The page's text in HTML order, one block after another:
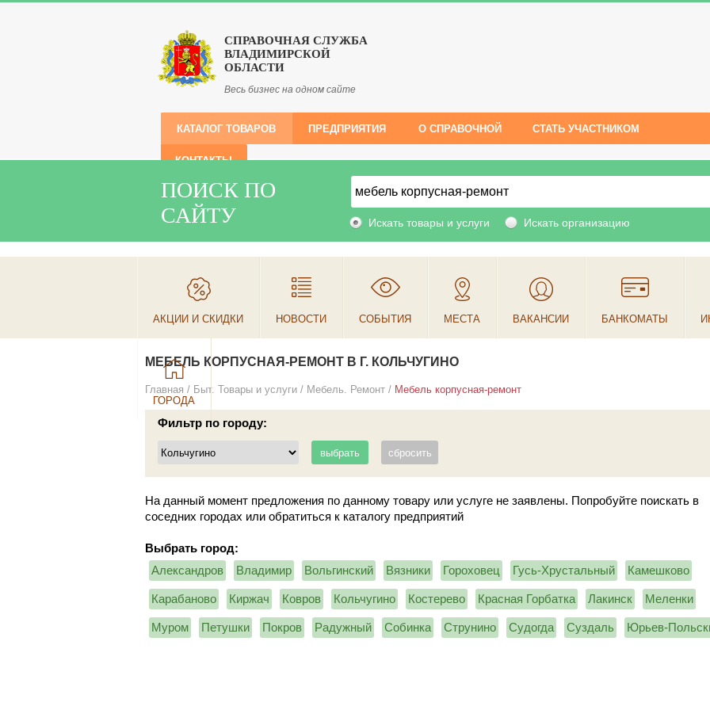
СПРАВОЧНАЯ СЛУЖБА
ВЛАДИМИРСКОЙ
ОБЛАСТИ
Весь бизнес на одном сайте
КАТАЛОГ ТОВАРОВ ПРЕДПРИЯТИЯ О СПРАВОЧНОЙ СТАТЬ УЧАСТНИКОМ
КОНТАКТЫ
ПОИСК ПО
САЙТУ
Искать товары и услуги Искать организацию
АКЦИИ И СКИДКИ НОВОСТИ СОБЫТИЯ МЕСТА ВАКАНСИИ БАНКОМАТЫ
ГОРОДА
МЕБЕЛЬ КОРПУСНАЯ-РЕМОНТ В Г. КОЛЬЧУГИНО
Главная / Быт. Товары и услуги / Мебель. Ремонт / Мебель корпусная-ремонт
Фильтр по городу:
На данный момент предложения по данному товару или услуге не заявлены. Попробуйте поискать в
соседних городах или обратиться к каталогу предприятий
Выбрать город:
Александров
Владимир Вольгинский Вязники Гороховец Гусь-Хрустальный Камешково
Карабаново Киржач Ковров Кольчугино Костерево Красная Горбатка Лакинск Меленки
Муром Петушки Покров Радужный Собинка Струнино Судогда Суздаль Юрьев-